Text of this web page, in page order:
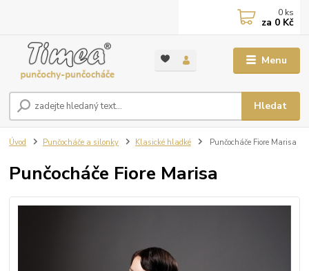
Menu
Hledat
0 ks
za 0 Kč
Úvod Punčocháče a silonky Klasické hladké Punčocháče Fiore Marisa
Punčocháče Fiore Marisa